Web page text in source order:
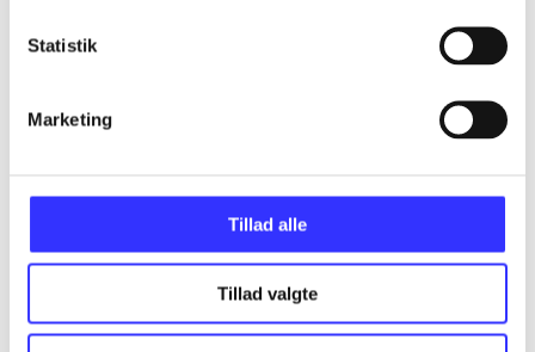
Statistik
Marketing
Tillad alle
Tillad valgte
...
...